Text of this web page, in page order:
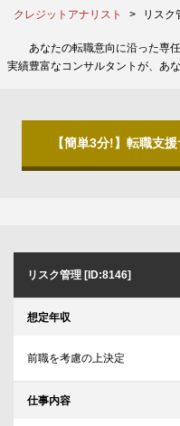
クレジットアナリスト
リスク
あなたの転職意向に沿った専
実績豊富なコンサルタントが、あ
【簡単3分!】転職支
リスク管理 [ID:8146]
想定年収
前職を考慮の上決定
仕事内容